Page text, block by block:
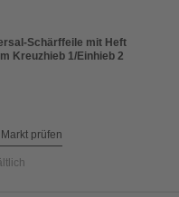
Schärffeile mit Heft
Kreuzhieb 1/Einhieb 2
prüfen